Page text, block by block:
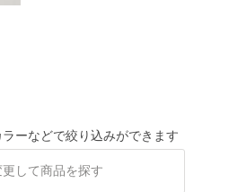
ーなどで絞り込みができます
して商品を探す